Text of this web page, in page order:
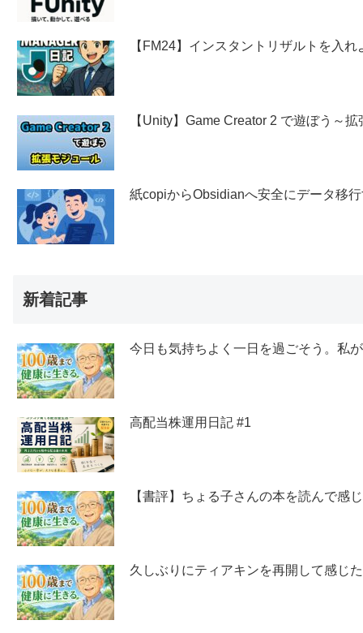
【FM24】インスタントリザルトを入れ
【Unity】Game Creator 2 で遊ぼう～
紙copiからObsidianへ安全にデータ移
新着記事
今日も気持ちよく一日を過ごそう。私
高配当株運用日記 #1
【書評】ちょる子さんの本を読んで感
久しぶりにティアキンを再開して感じ